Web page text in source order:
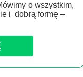
o wszystkim,
i dobrą formę –